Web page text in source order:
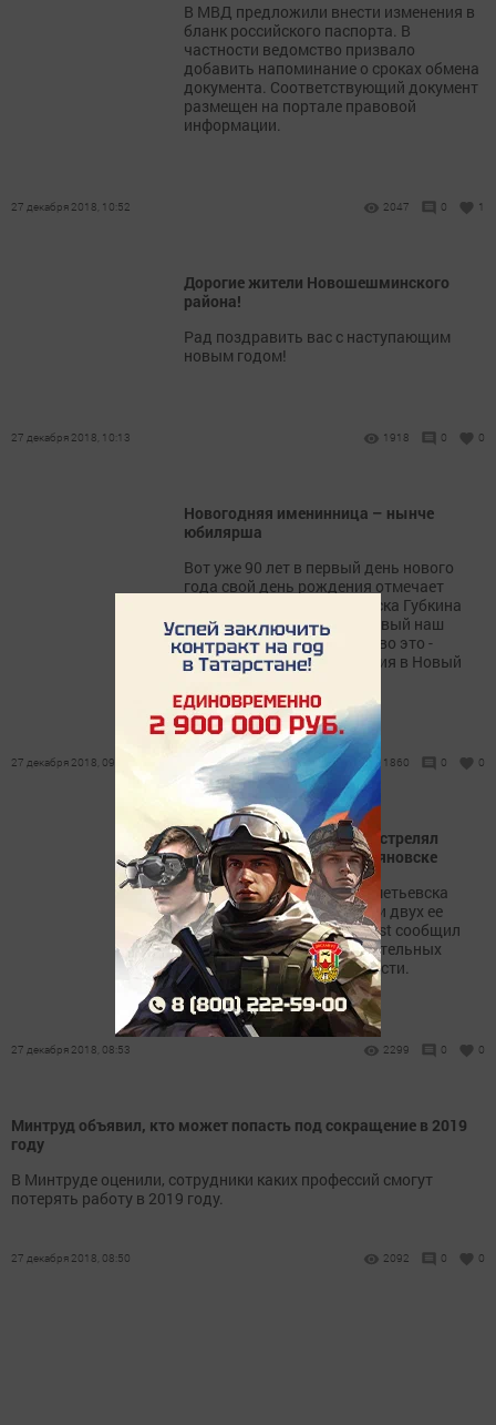
В МВД предложили внести изменения в
бланк российского паспорта. В
частности ведомство призвало
добавить напоминание о сроках обмена
документа. Соответствующий документ
размещен на портале правовой
информации.
27 декабря 2018, 10:52 2047 0 1
Дорогие жители Новошешминского
района!
Рад поздравить вас с наступающим
новым годом!
27 декабря 2018, 10:13 1918 0 0
Новогодняя именинница – нынче
юбилярша
Вот уже 90 лет в первый день нового
года свой день рождения отмечает
жительница Новошешминска Губкина
Клавдия Ильинична. И первый наш
вопрос имениннице: «Каково это -
праздновать день рождения в Новый
27 декабря 2018, 09:53 1860 0 0
Житель Альметьевска расстрелял
многодетную семью в Ульяновске
В Ульяновске житель Альметьевска
расстрелял родственницу и двух ее
дочерей. Об этом KazanFirst сообщил
собеседник в правоохранительных
органах Ульяновской области.
27 декабря 2018, 08:53 2299 0 0
Минтруд объявил, кто может попасть под сокращение в 2019
году
В Минтруде оценили, сотрудники каких профессий смогут
потерять работу в 2019 году.
27 декабря 2018, 08:50 2092 0 0